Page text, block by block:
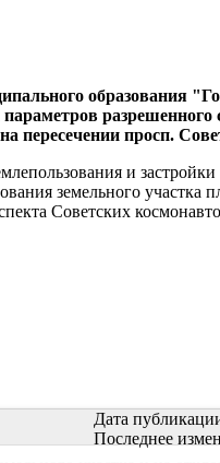
образования
разрешенного
пересечении просп.
и
земельного
Советских
Дата
Последнее